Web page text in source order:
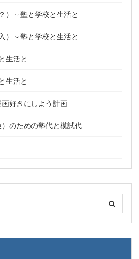
）～塾と学校と生活と
）～塾と学校と生活と
生活と
生活と
好きにしよう計画
のための塾代と模試代